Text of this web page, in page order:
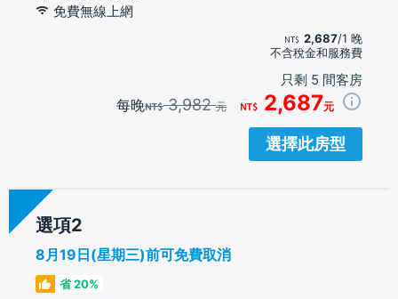
免費無線上網
2,687/1 晚
不含稅金和服務費
只剩 5 間客房
每晚 3,982元 2,687元
選擇此房型
選項
8月19日(星期三)前可免費取消
省 20%